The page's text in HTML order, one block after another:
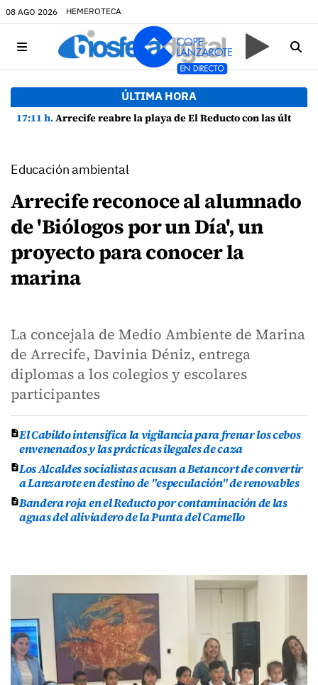
08 AGO 2026 HEMEROTECA
ÚLTIMA HORA
17:11 h.Arrecife reabre la playa de El Reducto con las últimas analíticas mostrando "una buena calidad de las aguas para el baño"
Educación ambiental
Arrecife reconoce al alumnado
de 'Biólogos por un Día', un
proyecto para conocer la
marina
La concejala de Medio Ambiente de Marina
de Arrecife, Davinia Déniz, entrega
diplomas a los colegios y escolares
participantes
El Cabildo intensifica la vigilancia para frenar los cebos
envenenados y las prácticas ilegales de caza
Los Alcaldes socialistas acusan a Betancort de convertir
a Lanzarote en destino de "especulación" de renovables
Bandera roja en el Reducto por contaminación de las
aguas del aliviadero de la Punta del Camello